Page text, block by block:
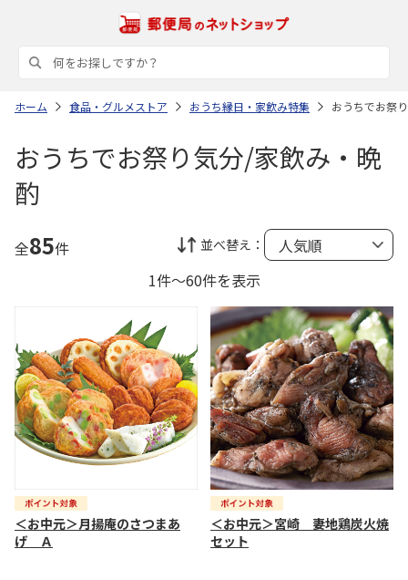
ホーム 食品・グルメストア おうち縁日・家飲み特集 おうちでお祭
おうちでお祭り気分/家飲み・晩
酌
全85件 並べ替え：
1件～60件を表示
＜お中元＞月揚庵のさつまあ
げ Ａ
＜お中元＞宮崎 妻地鶏炭火焼
セット